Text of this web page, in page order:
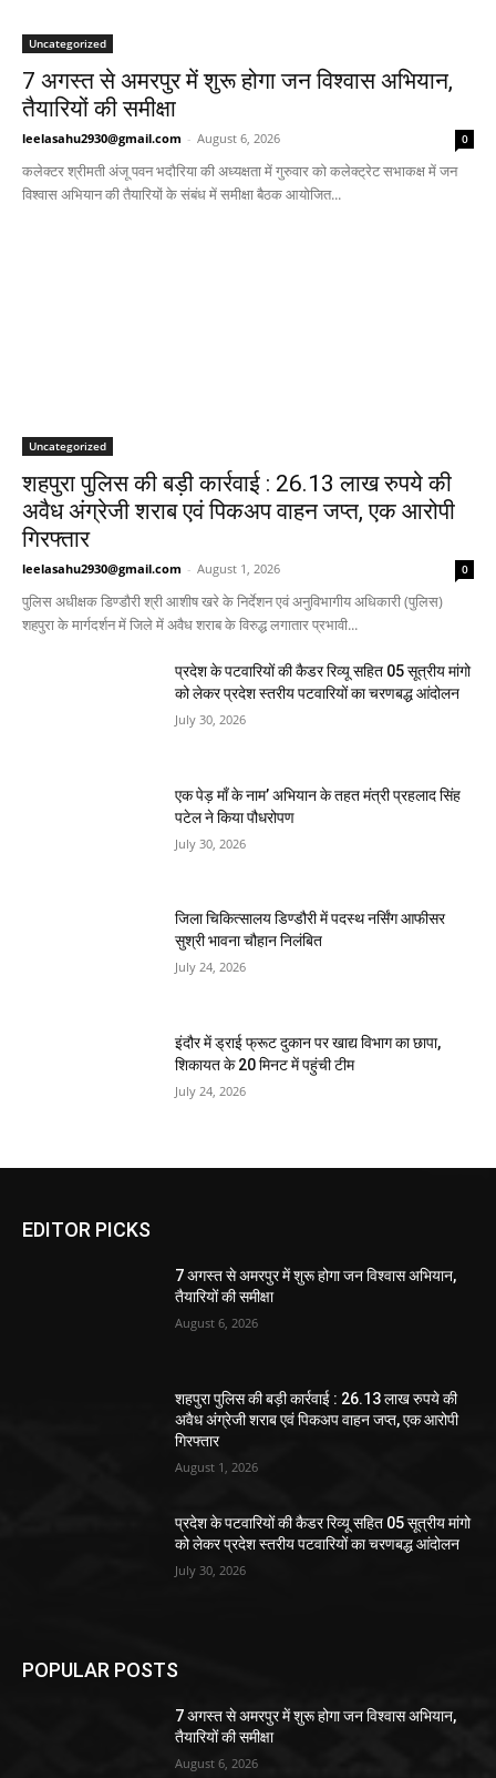
Uncategorized
7 अगस्त से अमरपुर में शुरू होगा जन विश्वास अभियान,
तैयारियों की समीक्षा
leelasahu2930@gmail.com - August 6, 2026 0
कलेक्टर श्रीमती अंजू पवन भदौरिया की अध्यक्षता में गुरुवार को कलेक्ट्रेट सभाकक्ष में जन
विश्वास अभियान की तैयारियों के संबंध में समीक्षा बैठक आयोजित...
Uncategorized
शहपुरा पुलिस की बड़ी कार्रवाई : 26.13 लाख रुपये की
अवैध अंग्रेजी शराब एवं पिकअप वाहन जप्त, एक आरोपी
गिरफ्तार
leelasahu2930@gmail.com - August 1, 2026 0
पुलिस अधीक्षक डिण्डौरी श्री आशीष खरे के निर्देशन एवं अनुविभागीय अधिकारी (पुलिस)
शहपुरा के मार्गदर्शन में जिले में अवैध शराब के विरुद्ध लगातार प्रभावी...
प्रदेश के पटवारियों की कैडर रिव्यू सहित 05 सूत्रीय मांगो
को लेकर प्रदेश स्तरीय पटवारियों का चरणबद्ध आंदोलन
July 30, 2026
एक पेड़ माँ के नाम’ अभियान के तहत मंत्री प्रहलाद सिंह
पटेल ने किया पौधरोपण
July 30, 2026
जिला चिकित्सालय डिण्डौरी में पदस्थ नर्सिंग आफीसर
सुश्री भावना चौहान निलंबित
July 24, 2026
इंदौर में ड्राई फ्रूट दुकान पर खाद्य विभाग का छापा,
शिकायत के 20 मिनट में पहुंची टीम
July 24, 2026
EDITOR PICKS
7 अगस्त से अमरपुर में शुरू होगा जन विश्वास अभियान,
तैयारियों की समीक्षा
August 6, 2026
शहपुरा पुलिस की बड़ी कार्रवाई : 26.13 लाख रुपये की
अवैध अंग्रेजी शराब एवं पिकअप वाहन जप्त, एक आरोपी
गिरफ्तार
August 1, 2026
प्रदेश के पटवारियों की कैडर रिव्यू सहित 05 सूत्रीय मांगो
को लेकर प्रदेश स्तरीय पटवारियों का चरणबद्ध आंदोलन
July 30, 2026
POPULAR POSTS
7 अगस्त से अमरपुर में शुरू होगा जन विश्वास अभियान,
तैयारियों की समीक्षा
August 6, 2026